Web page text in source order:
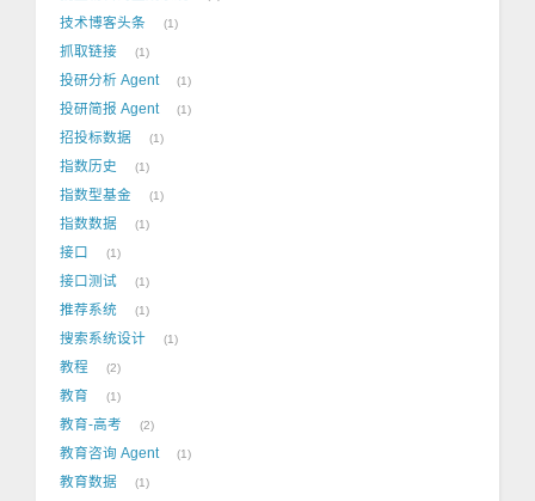
技术博客头条 1
抓取链接 1
投研分析 Agent 1
投研简报 Agent 1
招投标数据 1
指数历史 1
指数型基金 1
指数数据 1
接口 1
接口测试 1
推荐系统 1
搜索系统设计 1
教程 2
教育 1
教育-高考 2
教育咨询 Agent 1
教育数据 1